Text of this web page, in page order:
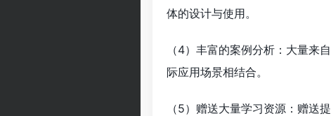
体的设计与使用。
（4）丰富的案例分析：大量来
际应用场景相结合。
（5）赠送大量学习资源：赠送